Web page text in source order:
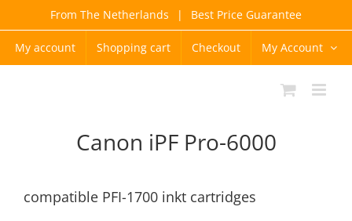
content
From The Netherlands | Best Price Guarantee
My account Shopping cart Checkout My Account
Canon iPF Pro-6000
compatible PFI-1700 inkt cartridges